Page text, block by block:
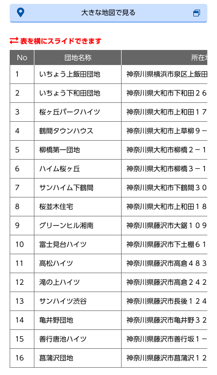
大きな地図で見る
表を横にスライドできます
No 団地名称 所在地
1 いちょう上飯田団地 神奈川県横浜市泉区上飯田町
2 いちょう下和田団地 神奈川県大和市下和田２６２
3 桜ヶ丘パークハイツ 神奈川県大和市上和田１７３
4 鶴間タウンハウス 神奈川県大和市上草柳９－１
5 柳橋第一団地 神奈川県大和市柳橋２－１２
6 ハイム桜ヶ丘 神奈川県大和市柳橋３－１６
7 サンハイム下鶴間 神奈川県大和市下鶴間３００
8 桜並木住宅 神奈川県大和市上和田１８２
9 グリーンヒル湘南 神奈川県藤沢市大鋸１０９３
10 富士見台ハイツ 神奈川県藤沢市下土棚６１６
11 高松ハイツ 神奈川県藤沢市高倉４８３
12 滝の上ハイツ 神奈川県藤沢市高倉２４２５
13 サンハイツ渋谷 神奈川県藤沢市長後１２４５
14 亀井野団地 神奈川県藤沢市亀井野３２１
15 善行唐池ハイツ 神奈川県藤沢市善行坂１－７
16 菖蒲沢団地 神奈川県藤沢市菖蒲沢１２６